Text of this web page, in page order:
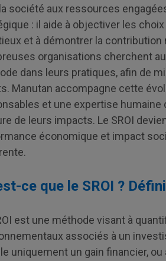
société aux ressources
: il aide à objectiver les
et à démontrer la contribution
organisations cherchent
dans leurs pratiques, afin de
Manutan accompagne cette
et une expertise
de leurs impacts. Le SROI
économique et impact
ce que le SROI ?
est une méthode visant à
associés à un
uniquement un gain financier,